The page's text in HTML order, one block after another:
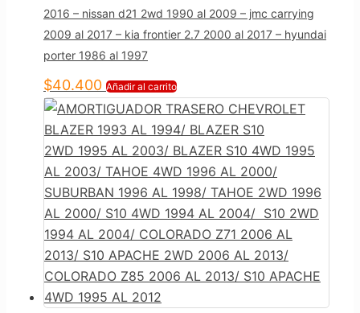
2016 – nissan d21 2wd 1990 al 2009 – jmc carrying
2009 al 2017 – kia frontier 2.7 2000 al 2017 – hyundai
porter 1986 al 1997
$40.400 Añadir al carrito